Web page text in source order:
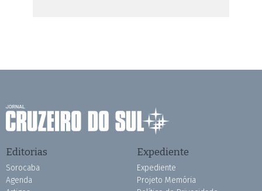
Editorias
Sorocaba
Agenda
Expediente
Expediente
Projeto Memória